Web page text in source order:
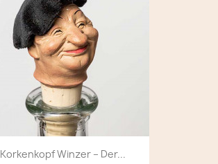
Korkenkopf Winzer – Der...